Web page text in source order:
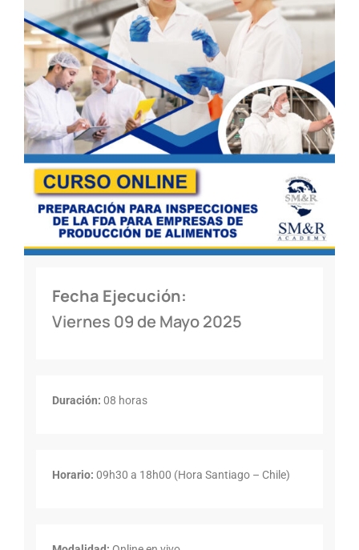
Fecha Ejecución:
Viernes 09 de Mayo 2025
Duración: 08 horas
Horario: 09h30 a 18h00 (Hora Santiago – Chile)